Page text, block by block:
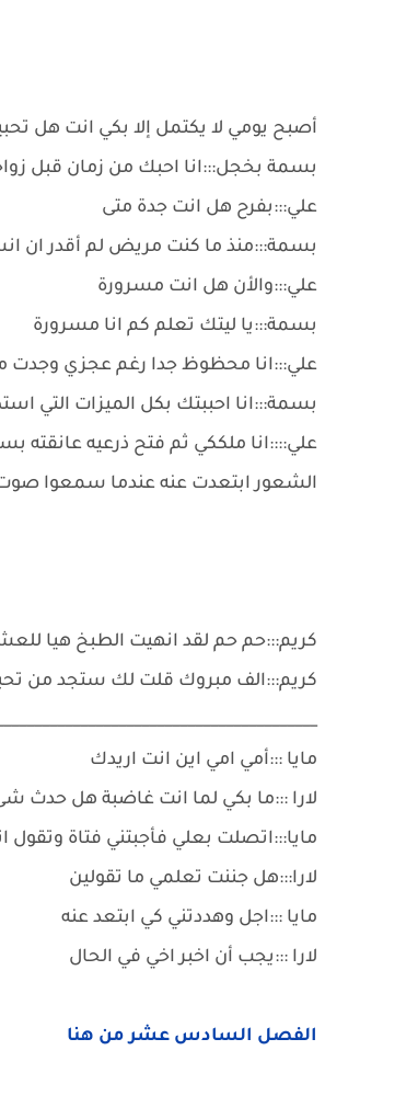
أصبح يومي لا يكتمل إلا بكي انت هل
بسمة بخجل:::انا احبك من زمان قبل
علي:::بفرح هل انت جدة متى
بسمة:::منذ ما كنت مريض لم أقدر ان
علي:::والأن هل انت مسرورة
بسمة:::يا ليتك تعلم كم انا مسرورة
علي:::انا محظوظ جدا رغم عجزي وجدت
بسمة:::انا احببتك بكل الميزات التي
علي::::انا ملككي ثم فتح ذرعيه
الشعور ابتعدت عنه عندما سمعوا
كريم:::حم حم لقد انهيت الطبخ هيا
كريم:::الف مبروك قلت لك ستجد من
مايا :::أمي امي اين انت اريدك
لارا :::ما بكي لما انت غاضبة هل حدث
مايا:::اتصلت بعلي فأجبتني فتاة وتقول
لارا:::هل جننت تعلمي ما تقولين
مايا :::اجل وهددتني كي ابتعد عنه
لارا :::يجب أن اخبر اخي في الحال
الفصل السادس عشر من هنا